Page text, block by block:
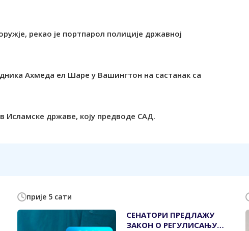
рекао је портпарол полиције државној
Ахмеда ел Шаре у Вашингтон на састанак са
Исламске државе, коју предводе САД.
прије 5 сати
СЕНАТОРИ ПРЕДЛАЖУ
ЗАКОН О РЕГУЛИСАЊУ